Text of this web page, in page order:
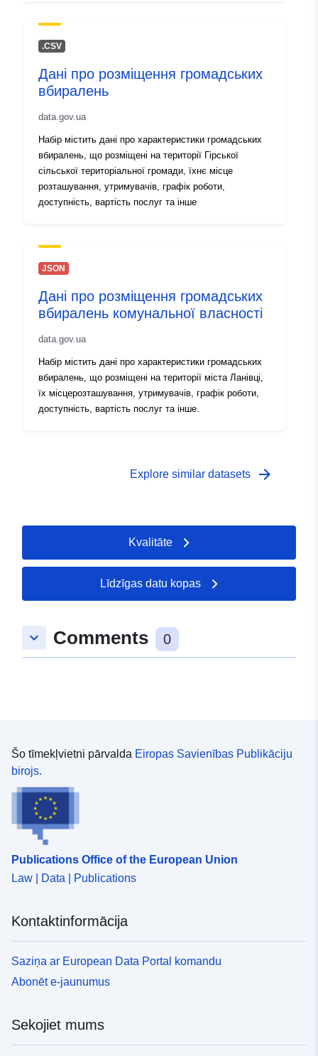
.CSV
Дані про розміщення громадських
вбиралень
data.gov.ua
Набір містить дані про характеристики громадських
вбиралень, що розміщені на території Гірської
сільської територіальної громади, їхнє місце
розташування, утримувачів, графік роботи,
доступність, вартість послуг та інше
JSON
Дані про розміщення громадських
вбиралень комунальної власності
data.gov.ua
Набір містить дані про характеристики громадських
вбиралень, що розміщені на території міста Ланівці,
їх місцерозташування, утримувачів, графік роботи,
доступність, вартість послуг та інше.
Explore similar datasets arrow_forward
Kvalitāte
Līdzīgas datu kopas
keyboard_arrow_down Comments 0
Šo tīmekļvietni pārvalda Eiropas Savienības Publikāciju
birojs.
Publications Office of the European Union
Law | Data | Publications
Kontaktinformācija
Saziņa ar European Data Portal komandu
Abonēt e-jaunumus
Sekojiet mums